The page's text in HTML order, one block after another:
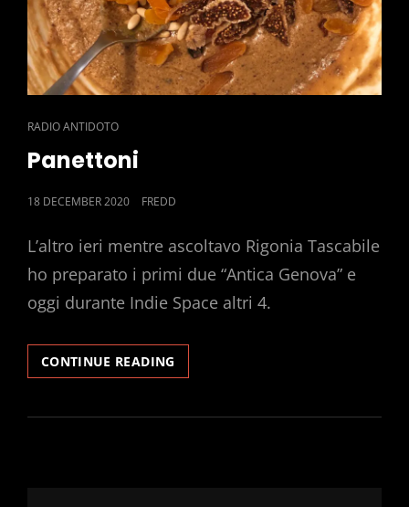
CAT
LINKS
RADIO ANTIDOTO
Panettoni
POSTED
18 DECEMBER 2020 FREDD
L’altro ieri mentre ascoltavo Rigonia Tascabile
ho preparato i primi due “Antica Genova” e
oggi durante Indie Space altri 4.
CONTINUE READING